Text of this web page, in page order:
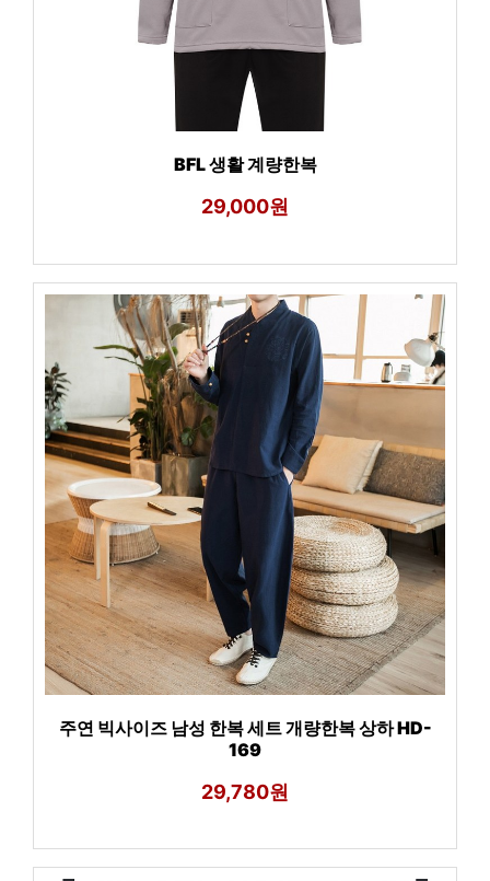
BFL 생활 계량한복
29,000원
주연 빅사이즈 남성 한복 세트 개량한복 상하 HD-
169
29,780원